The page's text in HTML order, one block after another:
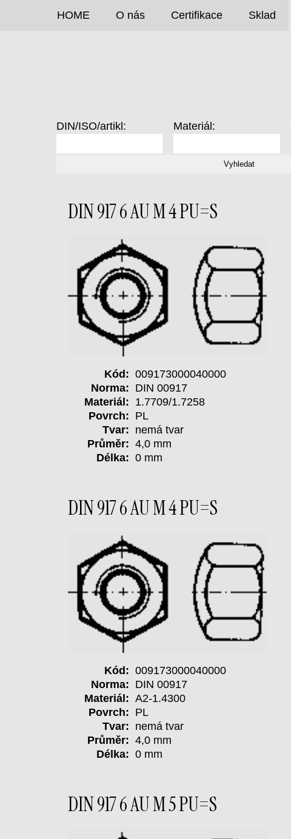
DIN 917 6 AU M 4 PU=S
Kód: 009173000040000
Norma: DIN 00917
Materiál: 1.7709/1.7258
Povrch: PL
Tvar: nemá tvar
Průměr: 4,0 mm
Délka: 0 mm
DIN 917 6 AU M 4 PU=S
Kód: 009173000040000
Norma: DIN 00917
Materiál: A2-1.4300
Povrch: PL
Tvar: nemá tvar
Průměr: 4,0 mm
Délka: 0 mm
DIN 917 6 AU M 5 PU=S
DIN/ISO/artikl: Materiál:
HOME O nás Certifikace Sklad